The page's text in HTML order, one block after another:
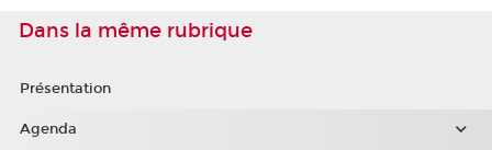
Dans la même rubrique
Présentation
Agenda